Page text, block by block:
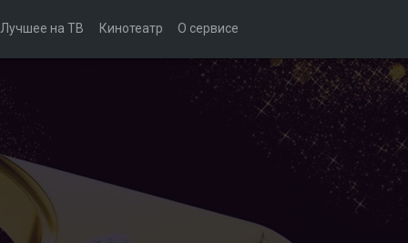
Лучшее на ТВ Кинотеатр О сервисе